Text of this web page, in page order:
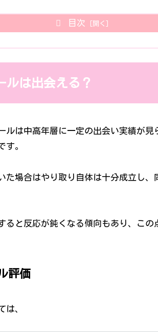
目次
ルは出会える？
ルは中高年層に一定の出会い実績が見
す。
た場合はやり取り自体は十分成立し、
ると反応が鈍くなる傾向もあり、この
評価
は、